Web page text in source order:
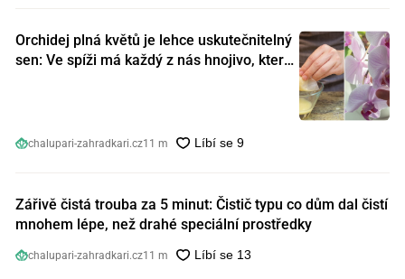
Orchidej plná květů je lehce uskutečnitelný
sen: Ve spíži má každý z nás hnojivo, které
chalupari-zahradkari.cz11 m
Zářivě čistá trouba za 5 minut: Čistič typu co dům dal čistí
mnohem lépe, než drahé speciální prostředky
chalupari-zahradkari.cz11 m